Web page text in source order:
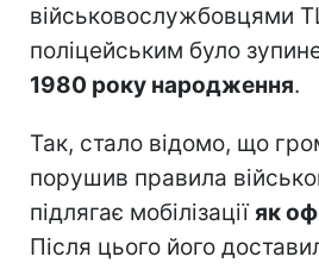
військовослужбовцями
поліцейським було
1980 року народження.
Так, стало відомо, що
порушив правила
підлягає мобілізаціїяк
Після цього його